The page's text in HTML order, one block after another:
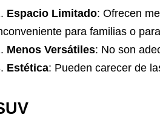
Espacio Limitado: Ofrecen
para familias o
Menos Versátiles: No son
Estética: Pueden carecer de